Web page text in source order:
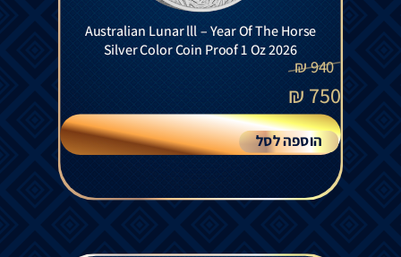
Australian Lunar lll – Year Of The Horse
Silver Color Coin Proof 1 Oz 2026
940
₪
750
₪
הוספה לסל